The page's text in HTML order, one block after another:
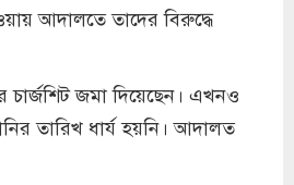
আদালতে তাদের বিরুদ্ধে
চার্জশিট জমা দিয়েছেন। এখনও
তারিখ ধার্য হয়নি। আদালত